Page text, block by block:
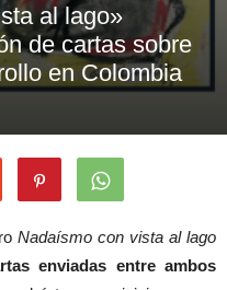
al lago»
de cartas sobre
en Colombia
Nadaísmo con vista al lago
enviadas entre ambos